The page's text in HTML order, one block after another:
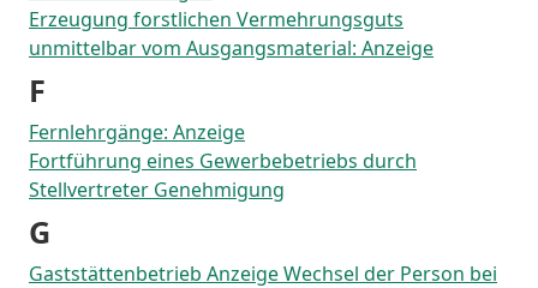
Erzeugung forstlichen Vermehrungsguts
unmittelbar vom Ausgangsmaterial: Anzeige
F
Fernlehrgänge: Anzeige
Fortführung eines Gewerbebetriebs durch
Stellvertreter Genehmigung
G
Gaststättenbetrieb Anzeige Wechsel der Person bei